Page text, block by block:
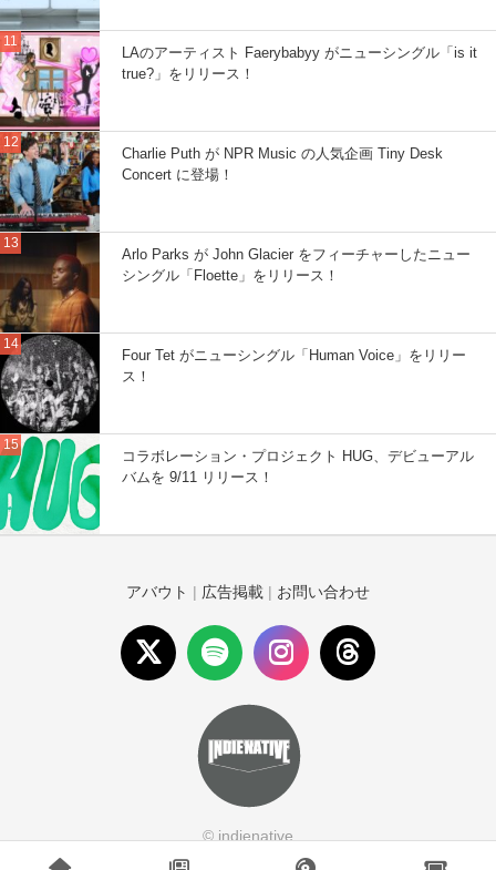
LAのアーティスト Faerybabyy がニューシングル「is it
true?」をリリース！
Charlie Puth が NPR Music の人気企画 Tiny Desk
Concert に登場！
Arlo Parks が John Glacier をフィーチャーしたニュー
シングル「Floette」をリリース！
Four Tet がニューシングル「Human Voice」をリリー
ス！
コラボレーション・プロジェクト HUG、デビューアル
バムを 9/11 リリース！
アバウト | 広告掲載 | お問い合わせ
© indienative